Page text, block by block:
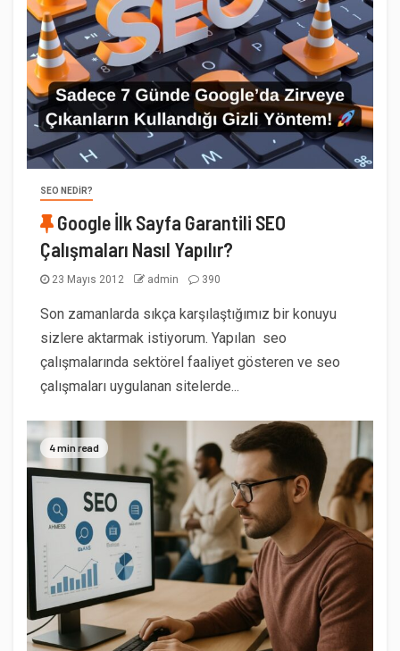
SEO NEDIR?
Google İlk Sayfa Garantili SEO
Çalışmaları Nasıl Yapılır?
23 Mayıs 2012 admin 390
Son zamanlarda sıkça karşılaştığımız bir konuyu
sizlere aktarmak istiyorum. Yapılan seo
çalışmalarında sektörel faaliyet gösteren ve seo
çalışmaları uygulanan sitelerde...
4 min read